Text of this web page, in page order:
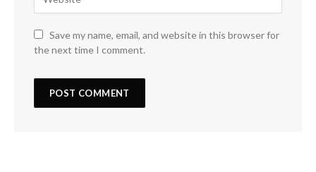
Save my name, email, and website in this browser for
the next time I comment.